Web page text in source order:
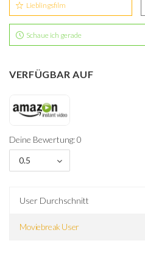
Lieblingsfilm
Schaue ich gerade
VERFÜGBAR AUF
Deine Bewertung: 0
0.5
User Durchschnitt
Moviebreak User